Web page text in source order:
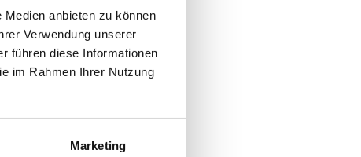
anbieten zu können
Verwendung unserer
führen diese Informationen
im Rahmen Ihrer Nutzung
Marketing